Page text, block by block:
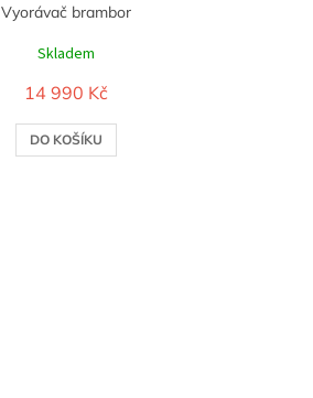
Vyorávač brambor
Skladem
14 990 Kč
DO KOŠÍKU